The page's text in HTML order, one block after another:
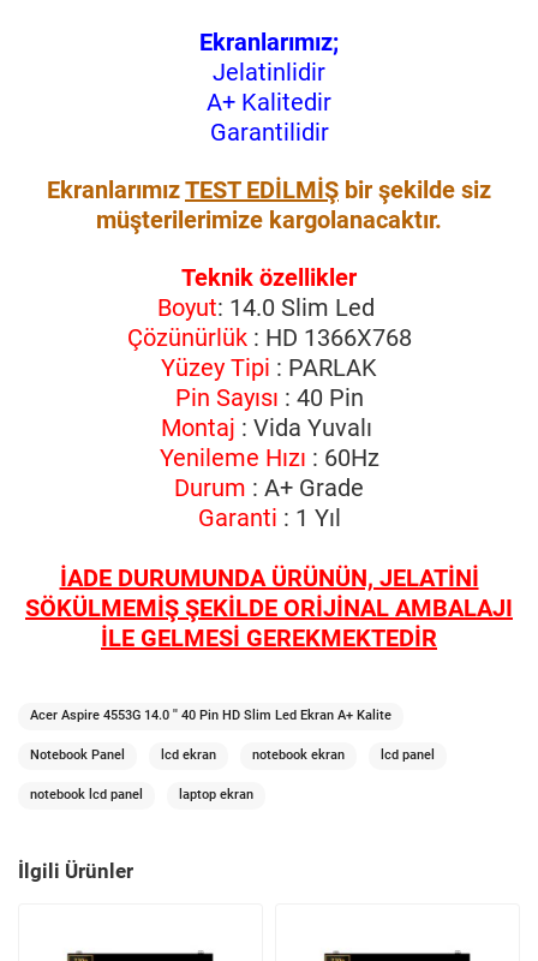
Ekranlarımız;
Jelatinlidir
A+ Kalitedir
Garantilidir
EkranlarımızTEST EDİLMİŞ bir şekilde siz
müşterilerimize kargolanacaktır.
Teknik özellikler
Boyut: 14.0 Slim Led
Çözünürlük: HD 1366X768
Yüzey Tipi : PARLAK
Pin Sayısı : 40 Pin
Montaj : Vida Yuvalı
Yenileme Hızı : 60Hz
Durum : A+ Grade
Garanti : 1 Yıl
İADE DURUMUNDA ÜRÜNÜN, JELATİNİ
SÖKÜLMEMİŞ ŞEKİLDE ORİJİNAL AMBALAJI
İLE GELMESİ GEREKMEKTEDİR
Acer Aspire 4553G 14.0 '' 40 Pin HD Slim Led Ekran A+ Kalite
Notebook Panel lcd ekran notebook ekran lcd panel
notebook lcd panel laptop ekran
İlgili Ürünler